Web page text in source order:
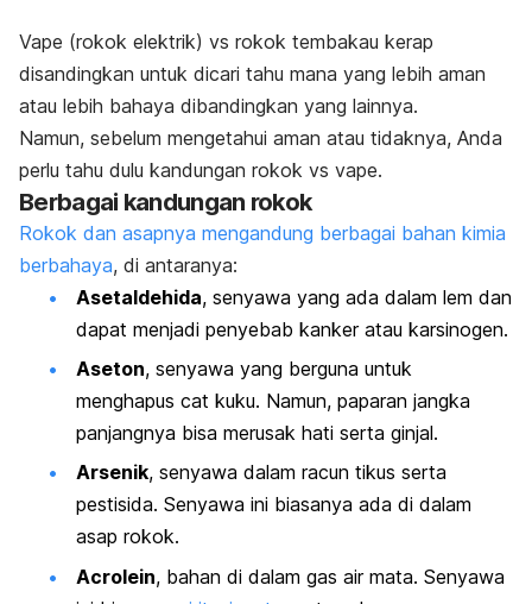
Vape (rokok elektrik) vs rokok tembakau kerap
disandingkan untuk dicari tahu mana yang lebih aman
atau lebih bahaya dibandingkan yang lainnya.
Namun, sebelum mengetahui aman atau tidaknya, Anda
perlu tahu dulu kandungan rokok vs vape.
Berbagai kandungan rokok
Rokok dan asapnya mengandung berbagai bahan kimia
berbahaya, di antaranya:
Asetaldehida, senyawa yang ada dalam lem dan
dapat menjadi penyebab kanker atau karsinogen.
Aseton, senyawa yang berguna untuk
menghapus cat kuku. Namun, paparan jangka
panjangnya bisa merusak hati serta ginjal.
Arsenik, senyawa dalam racun tikus serta
pestisida. Senyawa ini biasanya ada di dalam
asap rokok.
Acrolein, bahan di dalam gas air mata. Senyawa